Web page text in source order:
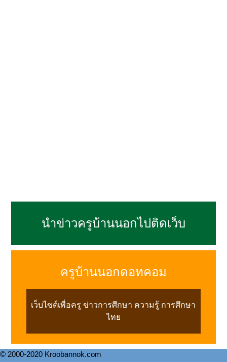
นำข่าวครูบ้านนอกไปติดเว็บ
ครูบ้านนอกดอทคอม
เว็บไซต์เพื่อครู ข่าวการศึกษา ความรู้ การศึกษา
ไทย
© 2000-2020 Kroobannok.com